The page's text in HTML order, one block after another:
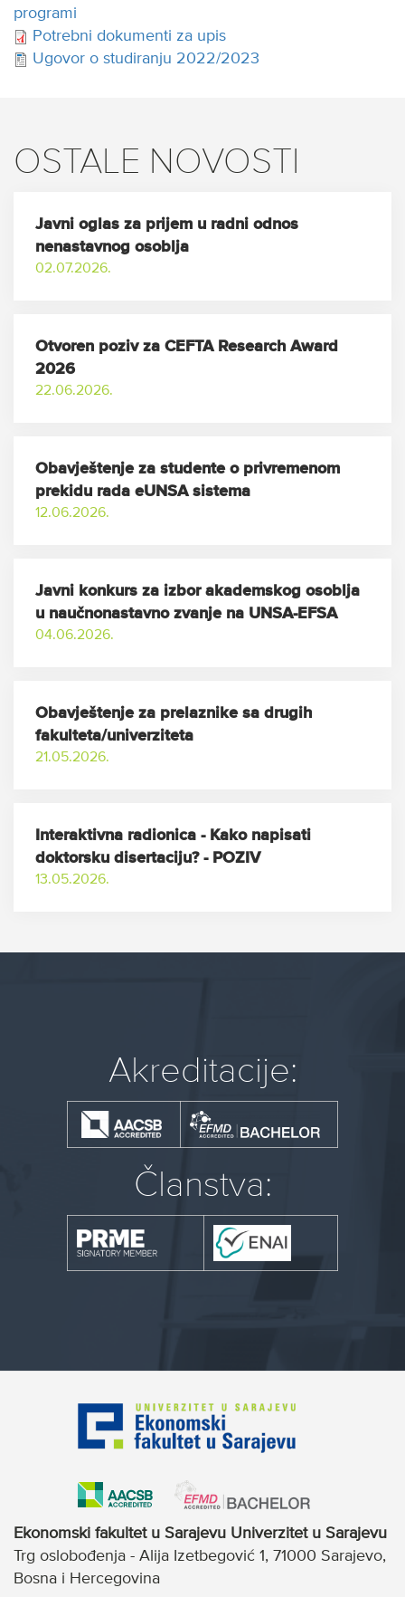
programi
Potrebni dokumenti za upis
Ugovor o studiranju 2022/2023
OSTALE NOVOSTI
Javni oglas za prijem u radni odnos
nenastavnog osoblja
02.07.2026.
Otvoren poziv za CEFTA Research Award
2026
22.06.2026.
Obavještenje za studente o privremenom
prekidu rada eUNSA sistema
12.06.2026.
Javni konkurs za izbor akademskog osoblja
u naučnonastavno zvanje na UNSA-EFSA
04.06.2026.
Obavještenje za prelaznike sa drugih
fakulteta/univerziteta
21.05.2026.
Interaktivna radionica - Kako napisati
doktorsku disertaciju? - POZIV
13.05.2026.
Akreditacije:
Članstva:
Ekonomski fakultet u Sarajevu Univerzitet u Sarajevu
Trg oslobođenja - Alija Izetbegović 1, 71000 Sarajevo,
Bosna i Hercegovina